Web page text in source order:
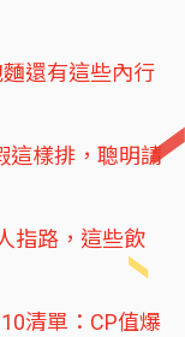
還有這些內行
這樣排，聰明請
指路，這些飲
清單：CP值爆